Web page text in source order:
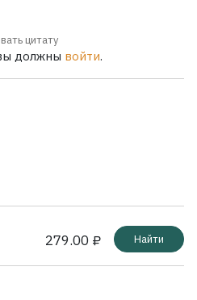
цитату
должны войти.
279.00 ₽ Найти